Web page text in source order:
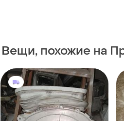
Вещи, похожие на